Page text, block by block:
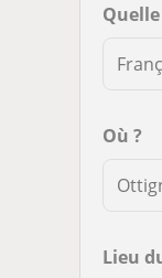
Où ?
Lieu